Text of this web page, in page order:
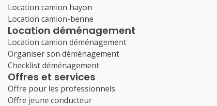
Location camion hayon
Location camion-benne
Location déménagement
Location camion déménagement
Organiser son déménagement
Checklist déménagement
Offres et services
Offre pour les professionnels
Offre jeune conducteur